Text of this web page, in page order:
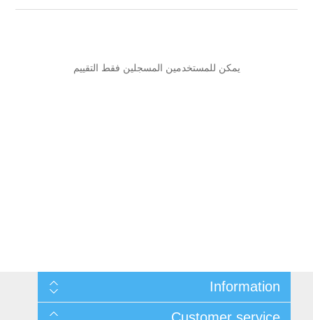
يمكن للمستخدمين المسجلين فقط التقييم
Information